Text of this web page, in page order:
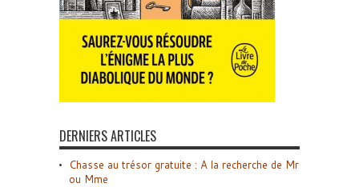
DERNIERS ARTICLES
Chasse au trésor gratuite : A la recherche de Mr
ou Mme